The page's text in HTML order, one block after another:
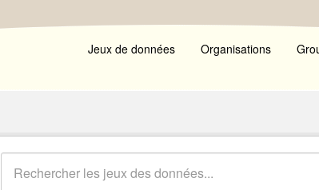
Jeux de données Organisations